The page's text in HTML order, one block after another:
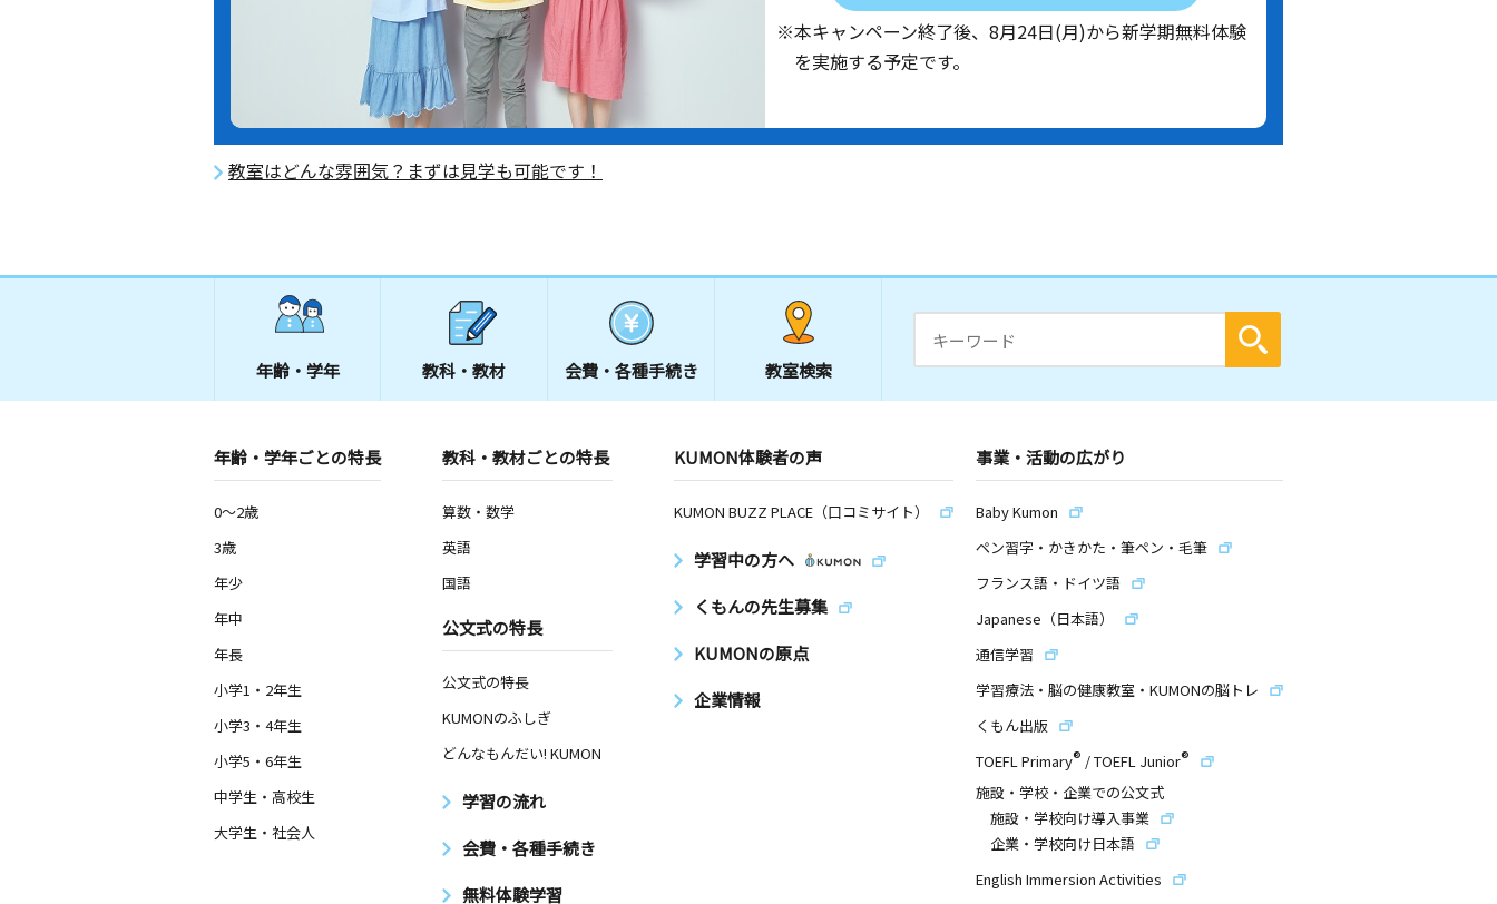
※本キャンペーン終了後、 8月24日(月)から新学期無料体験
を実施する予定です。
教室はどんな雰囲気？まずは見学も可能です！
年齢・学年 教科・教材 会費・ 各種手続き 教室検索
年齢・学年ごとの特長
0～2歳
3歳
年少
年中
年長
小学1・2年生
小学3・4年生
小学5・6年生
中学生・高校生
大学生・社会人
教科・教材ごとの特長
算数・数学
英語
国語
公文式の特長
公文式の特長
KUMONのふしぎ
どんなもんだい! KUMON
学習の流れ
会費・各種手続き
無料体験学習
KUMON体験者の声
KUMON BUZZ PLACE（口コミサイト）
学習中の方へ
くもんの先生募集
KUMONの原点
企業情報
事業・活動の広がり
Baby Kumon
ペン習字・かきかた・筆ペン・毛筆
フランス語・ドイツ語
Japanese（日本語）
通信学習
学習療法・脳の健康教室・KUMONの脳トレ
くもん出版
TOEFL Primary® /TOEFL Junior®
施設・学校・企業での公文式
施設・学校向け導入事業
企業・学校向け日本語
English Immersion Activities